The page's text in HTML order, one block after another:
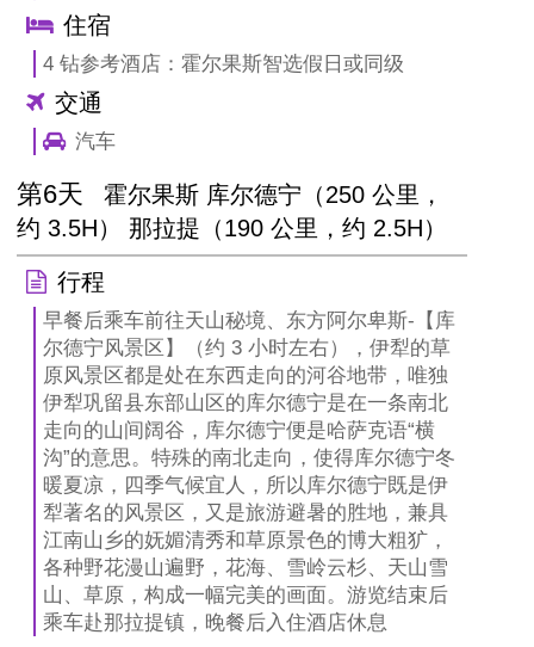
住宿
4 钻参考酒店：霍尔果斯智选假日或同级
交通
汽车
第6天
霍尔果斯 库尔德宁（250 公里，
约 3.5H） 那拉提（190 公里，约 2.5H）
行程
早餐后乘车前往天山秘境、东方阿尔卑斯-【库
尔德宁风景区】（约 3 小时左右），伊犁的草
原风景区都是处在东西走向的河谷地带，唯独
伊犁巩留县东部山区的库尔德宁是在一条南北
走向的山间阔谷，库尔德宁便是哈萨克语“横
沟”的意思。特殊的南北走向，使得库尔德宁冬
暖夏凉，四季气候宜人，所以库尔德宁既是伊
犁著名的风景区，又是旅游避暑的胜地，兼具
江南山乡的妩媚清秀和草原景色的博大粗犷，
各种野花漫山遍野，花海、雪岭云杉、天山雪
山、草原，构成一幅完美的画面。游览结束后
乘车赴那拉提镇，晚餐后入住酒店休息